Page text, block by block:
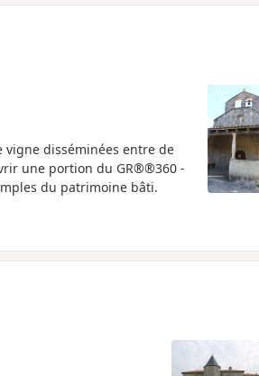
disséminées entre de
une portion du GR®®360 -
du patrimoine bâti.